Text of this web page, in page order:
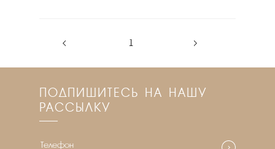
‹ 1 ›
ПОДПИШИТЕСЬ НА НАШУ
РАССЫЛКУ